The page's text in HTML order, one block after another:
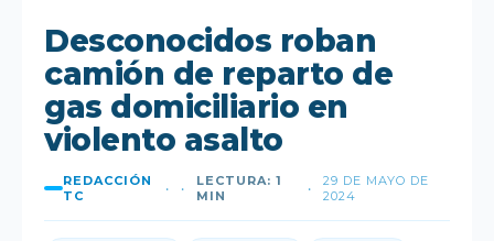
LO ÚLTIMO
LO MÁS LEÍDO
POLÍTICA
POLICIAL
Desconocidos roban
camión de reparto de
gas domiciliario en
violento asalto
REDACCIÓN
TC
• •
LECTURA: 1
MIN
•
29 DE MAYO DE
2024